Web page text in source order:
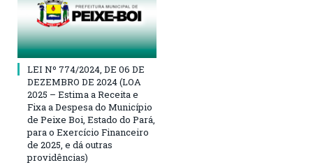
LEI Nº 774/2024, DE 06 DE
DEZEMBRO DE 2024 (LOA
2025 – Estima a Receita e
Fixa a Despesa do Município
de Peixe Boi, Estado do Pará,
para o Exercício Financeiro
de 2025, e dá outras
providências)